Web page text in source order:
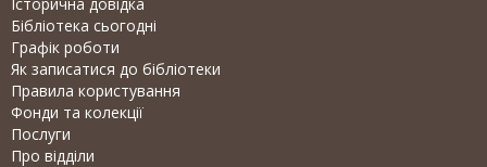
Бібліотека сьогодні
Графік роботи
Як записатися до бібліотеки
Правила користування
Фонди та колекції
Послуги
Про відділи